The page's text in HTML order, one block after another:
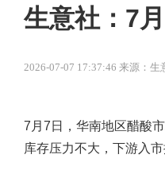
生意社：7
2026-07-07 17:37:46 来源：生
7月7日，华南地区醋酸
库存压力不大，下游入